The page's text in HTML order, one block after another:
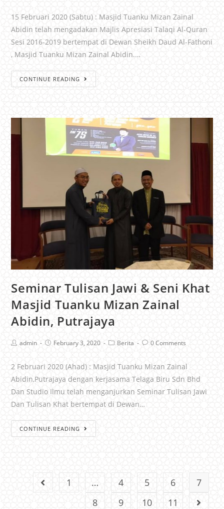
15 Februari 2020 (Sabtu) : Masjid Tuanku Mizan Zainal
Abidin telah mengadakan Majlis Apresiasi Talaqi Al-Quran
Sesi 2016-2019 bertempat di Dewan Sheikh Daud Al-Fathoni
, Masjid Tuanku Mizan Zainal Abidin.…
CONTINUE READING
Seminar Tulisan Jawi & Seni Khat
Masjid Tuanku Mizan Zainal
Abidin, Putrajaya
admin February 3, 2020 Berita 0 Comments
2 Februari 2020 (Ahad) : Masjid Tuanku Mizan Zainal
Abidin,Putrajaya dengan kerjasama Telaga Biru Sdn Bhd
Dan Studio Ilmu telah menganjurkan Seminar Tulisan Jawi
Dan Tulisan Khat bertempat di Dewan…
CONTINUE READING
1 … 4 5 6
7
8
9 10 11